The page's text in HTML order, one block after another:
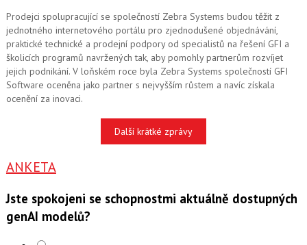
Prodejci spolupracující se společností Zebra Systems budou těžit z
jednotného internetového portálu pro zjednodušené objednávání,
praktické technické a prodejní podpory od specialistů na řešení GFI a
školicích programů navržených tak, aby pomohly partnerům rozvíjet
jejich podnikání. V loňském roce byla Zebra Systems společností GFI
Software oceněna jako partner s nejvyšším růstem a navíc získala
ocenění za inovaci.
Další krátké zprávy
ANKETA
Jste spokojeni se schopnostmi aktuálně dostupných
genAI modelů?